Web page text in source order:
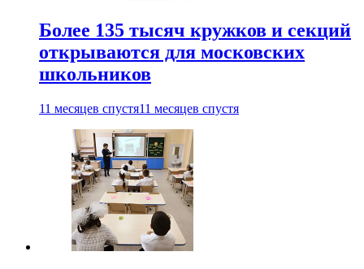
Более 135 тысяч кружков и секций
открываются для московских
школьников
11 месяцев спустя11 месяцев спустя